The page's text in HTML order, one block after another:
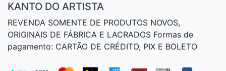
KANTO DO ARTISTA
REVENDA SOMENTE DE PRODUTOS NOVOS,
ORIGINAIS DE FÁBRICA E LACRADOS Formas de
pagamento: CARTÃO DE CRÉDITO, PIX E BOLETO